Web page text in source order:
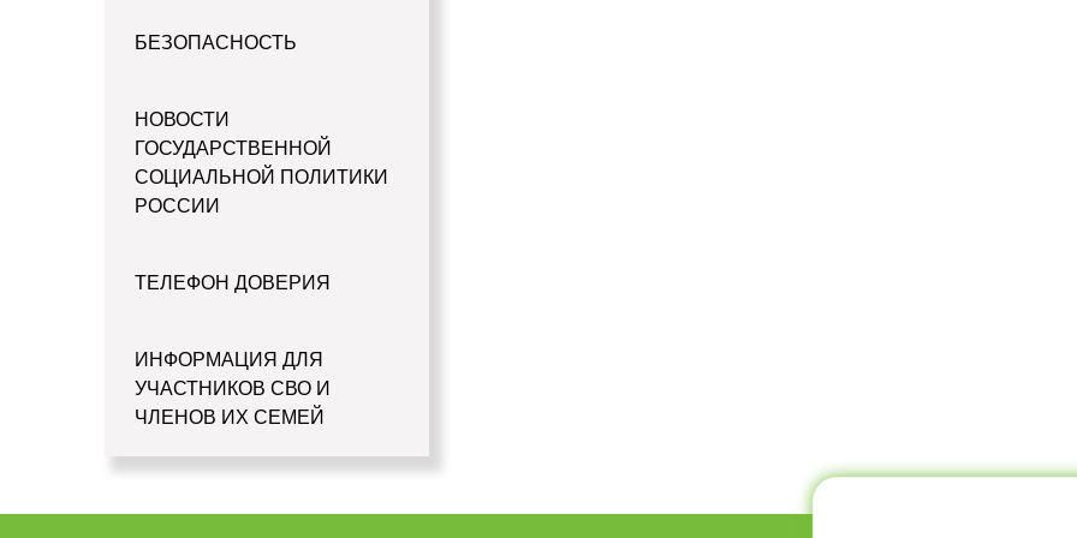
БЕЗОПАСНОСТЬ
НОВОСТИ
ГОСУДАРСТВЕННОЙ
СОЦИАЛЬНОЙ ПОЛИТИКИ
РОССИИ
ТЕЛЕФОН ДОВЕРИЯ
ИНФОРМАЦИЯ ДЛЯ
УЧАСТНИКОВ СВО И
ЧЛЕНОВ ИХ СЕМЕЙ